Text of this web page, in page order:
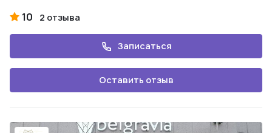
10 2 отзыва
Записаться
Оставить отзыв